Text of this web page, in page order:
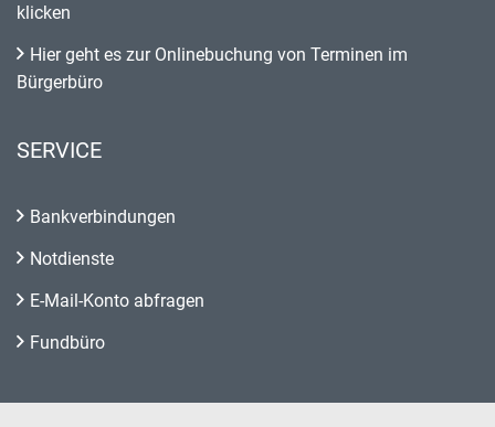
klicken
Hier geht es zur Onlinebuchung von Terminen im
Bürgerbüro
SERVICE
Bankverbindungen
Notdienste
E-Mail-Konto abfragen
Fundbüro